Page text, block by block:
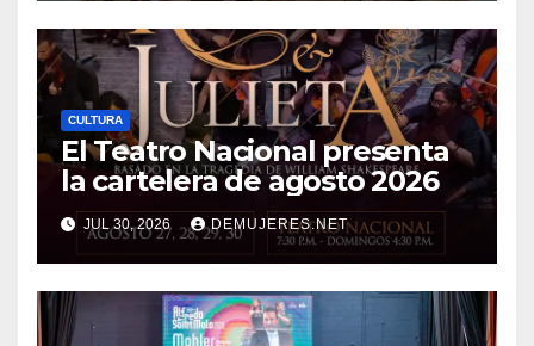
CULTURA
El Teatro Nacional presenta
la cartelera de agosto 2026
JUL 30, 2026 DEMUJERES.NET